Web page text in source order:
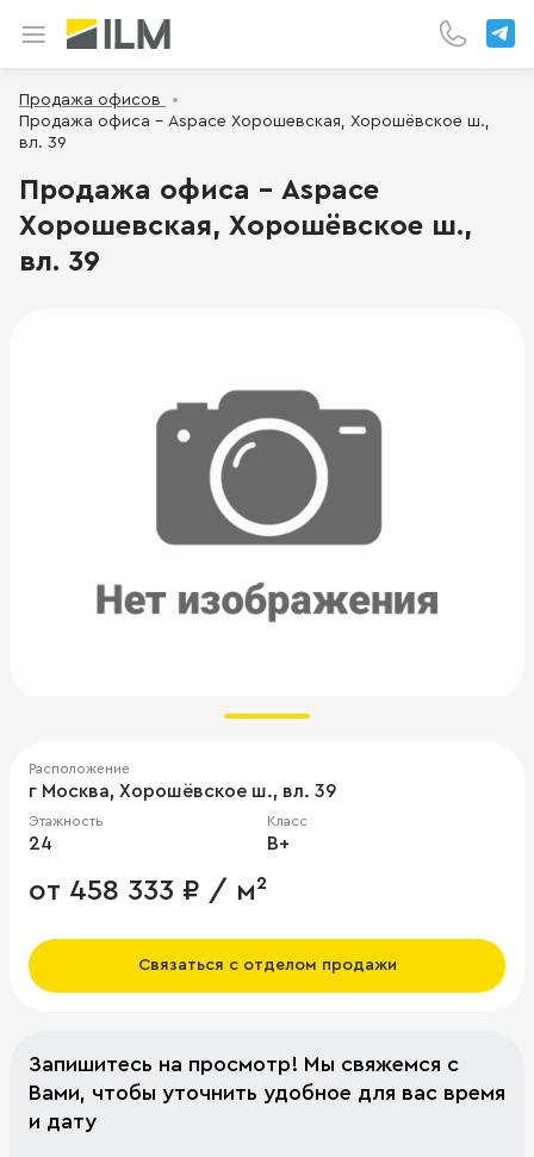
Продажа офисов
Продажа офиса - Aspace Хорошевская, Хорошёвское ш.,
вл. 39
Продажа офиса - Aspace
Хорошевская, Хорошёвское ш.,
вл. 39
Расположение
г Москва, Хорошёвское ш., вл. 39
Этажность
24
Класс
B+
от 458 333 ₽ / м²
Связаться с отделом продажи
Запишитесь на просмотр! Мы свяжемся с
Вами, чтобы уточнить удобное для вас время
и дату